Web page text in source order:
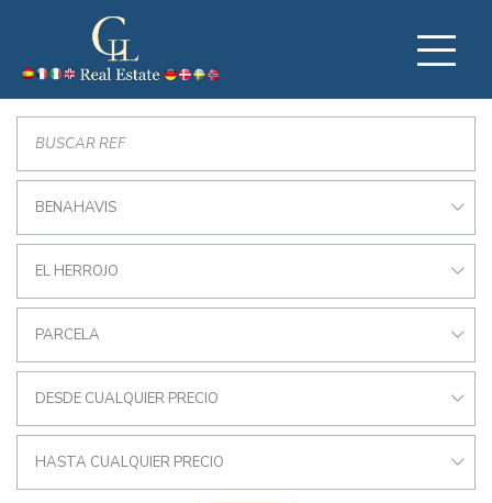
BENAHAVIS
EL HERROJO
PARCELA
DESDE CUALQUIER PRECIO
HASTA CUALQUIER PRECIO